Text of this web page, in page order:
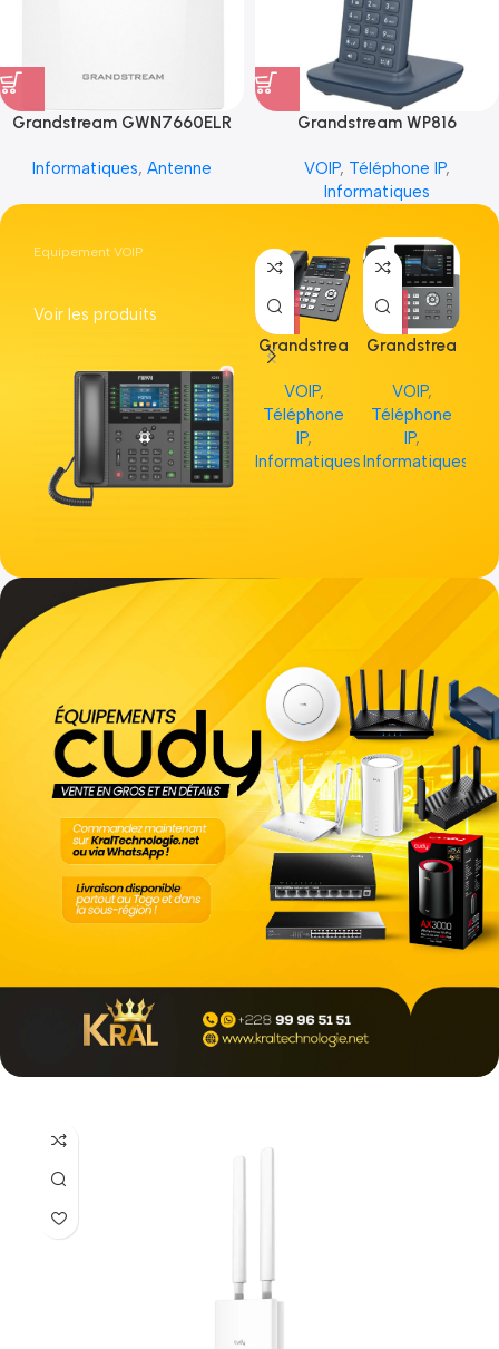
Grandstream GWN7660ELR
Informatiques, Antenne
Grandstream WP816
VOIP, Téléphone IP,
Informatiques
Equipement VOIP
Voir les produits
Grandstrea
m GRP2613
VOIP,
Téléphone
IP,
Informatiques
Grandstrea
VOIP,
Téléphone
IP,
Informatiques